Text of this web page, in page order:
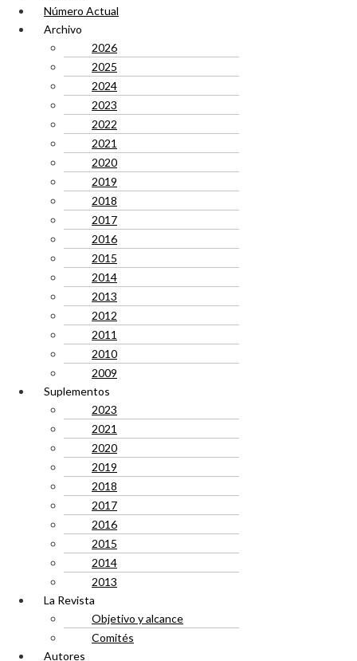
Número Actual
Archivo
2026
2025
2024
2023
2022
2021
2020
2019
2018
2017
2016
2015
2014
2013
2012
2011
2010
2009
Suplementos
2023
2021
2020
2019
2018
2017
2016
2015
2014
2013
La Revista
Objetivo y alcance
Comités
Autores